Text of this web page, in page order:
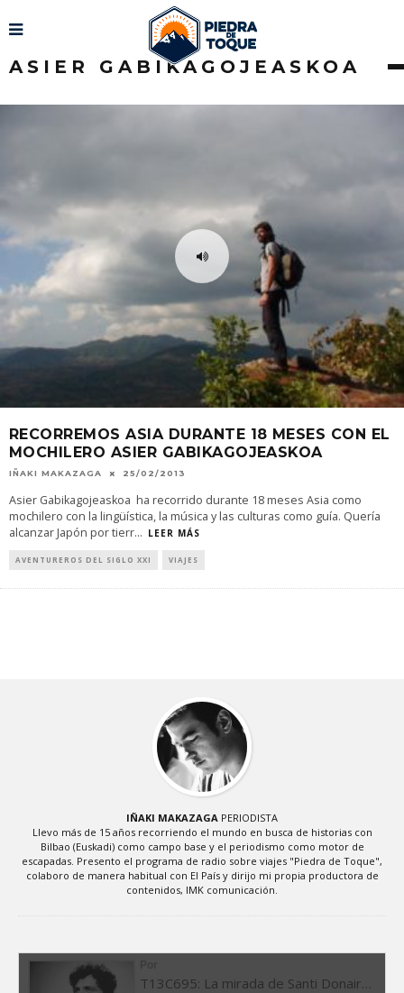
ASIER GABIKAGOJEASKOA
RECORREMOS ASIA DURANTE 18 MESES CON EL
MOCHILERO ASIER GABIKAGOJEASKOA
IÑAKI MAKAZAGA 25/02/2013
Asier Gabikagojeaskoa ha recorrido durante 18 meses Asia como
mochilero con la lingüística, la música y las culturas como guía. Quería
alcanzar Japón por tierr... LEER MÁS
AVENTUREROS DEL SIGLO XXI VIAJES
IÑAKI MAKAZAGA PERIODISTA
Llevo más de 15 años recorriendo el mundo en busca de historias con
Bilbao (Euskadi) como campo base y el periodismo como motor de
escapadas. Presento el programa de radio sobre viajes "Piedra de Toque",
colaboro de manera habitual con El País y dirijo mi propia productora de
contenidos, IMK comunicación.